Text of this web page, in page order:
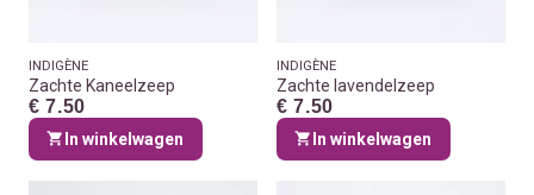
INDIGÈNE
Zachte Kaneelzeep
€ 7.50
In winkelwagen
INDIGÈNE
Zachte lavendelzeep
€ 7.50
In winkelwagen